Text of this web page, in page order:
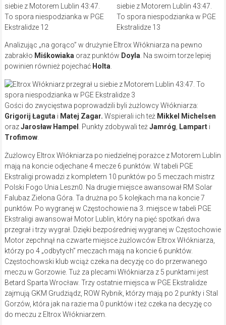
Analizując „na gorąco” w drużynie Eltrox Włókniarza na pewno
zabrakło Miśkowiaka oraz punktów Doyla . Na swoim torze lepiej
powinien również pojechać Holta
Gości do zwycięstwa poprowadzili byli żużlowcy Włókniarza:
Grigorij Łaguta i Matej Zagar. Wspierali ich też Mikkel Michelsen
orazJarosław Hampel . Punkty zdobywali też Jamróg Lamparti
Trofimow.
Żużlowcy Eltrox Włókniarza po niedzielnej porażce z Motorem Lublin
mają na koncie odjechane 4 mecze 6 punktów. W tabeli PGE
Ekstraligi prowadzi z kompletem 10 punktów po 5 meczach mistrz
Polski Fogo Unia Leszn0. Na drugie miejsce awansował RM Solar
Falubaz Zielona Góra. Ta drużna po 5 kolejkach ma na koncie 7
punktów. Po wygranej w Częstochowie na 3. miejsce w tabeli PGE
Ekstraligi awansował Motor Lublin, który na pięć spotkań dwa
przegrał i trzy wygrał. Dzięki bezpośredniej wygranej w Częstochowie
Motor zepchnął na czwarte miejsce żużlowców Eltrox Włókniarza,
którzy po 4 „odbytych” meczach mają na koncie 6 punktów.
Częstochowski klub wciąż czeka na decyzję co do przerwanego
meczu w Gorzowie. Tuż za plecami Włókniarza z 5 punktami jest
Betard Sparta Wrocław. Trzy ostatnie miejsca w PGE Ekstralidze
zajmują GKM Grudziądz, ROW Rybnik, którzy mają po 2 punkty i Stal
Gorzów, która jak na razie ma 0 punktów i też czeka na decyzję co
do meczu z Eltrox Włókniarzem.